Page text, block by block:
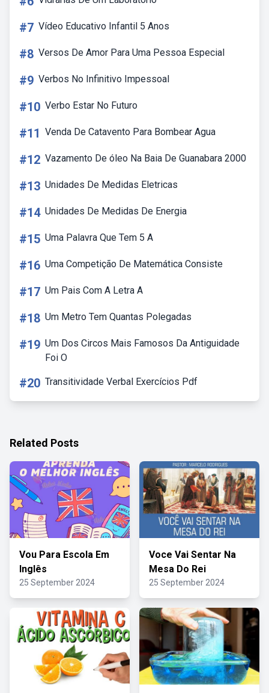
#7 Vídeo Educativo Infantil 5 Anos
#8 Versos De Amor Para Uma Pessoa Especial
#9 Verbos No Infinitivo Impessoal
#10 Verbo Estar No Futuro
#11 Venda De Catavento Para Bombear Agua
#12 Vazamento De óleo Na Baia De Guanabara 2000
#13 Unidades De Medidas Eletricas
#14 Unidades De Medidas De Energia
#15 Uma Palavra Que Tem 5 A
#16 Uma Competição De Matemática Consiste
#17 Um Pais Com A Letra A
#18 Um Metro Tem Quantas Polegadas
#19 Um Dos Circos Mais Famosos Da Antiguidade
Foi O
#20 Transitividade Verbal Exercícios Pdf
Related Posts
Vou Para Escola Em
Inglês
25 September 2024
Voce Vai Sentar Na
Mesa Do Rei
25 September 2024